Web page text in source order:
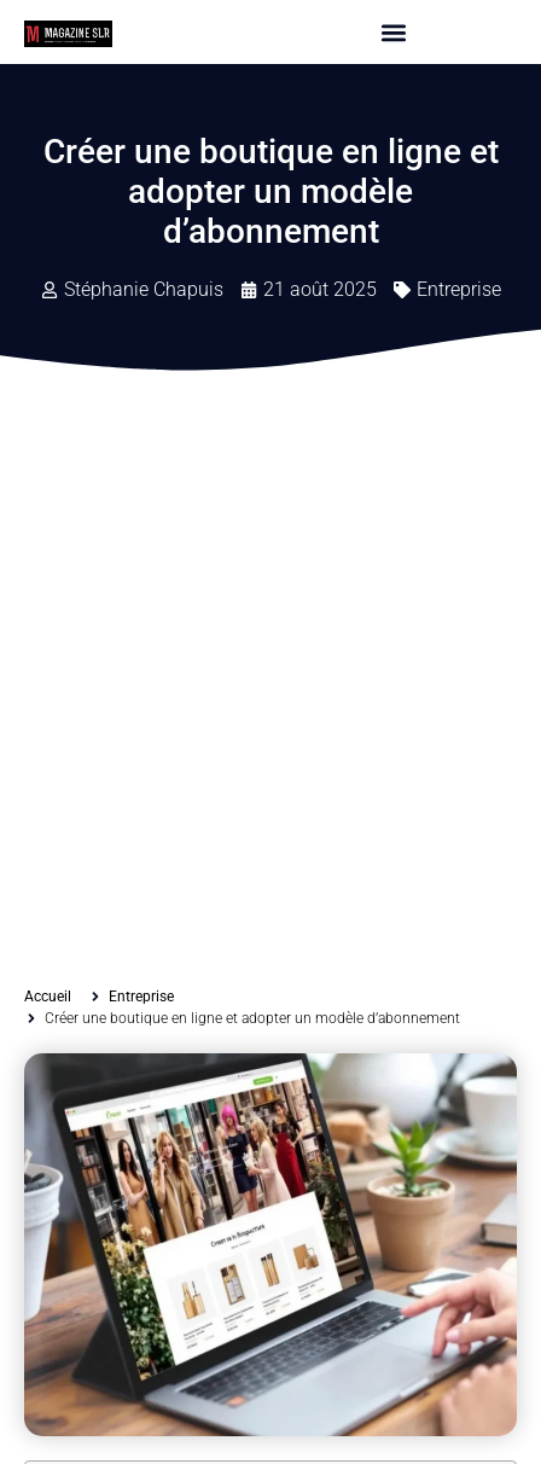
Créer une boutique en ligne et
adopter un modèle
d’abonnement
Stéphanie Chapuis 21 août 2025 Entreprise
Accueil
Entreprise
Créer une boutique en ligne et adopter un modèle d’abonnement